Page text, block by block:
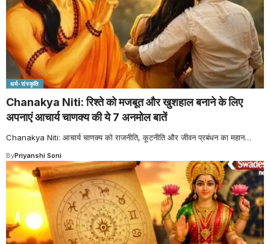
धर्म-संस्कृति
Chanakya Niti: रिश्ते को मजबूत और खुशहाल बनाने के लिए
अपनाएं आचार्य चाणक्य की ये 7 अनमोल बातें
Chanakya Niti: आचार्य चाणक्य को राजनीति, कूटनीति और जीवन प्रबंधन का महान…
ByPriyanshi Soni